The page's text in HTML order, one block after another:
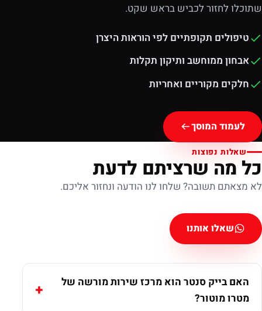
שתוכלו לחזור לכביש בראש שקט.
טיפולים תקופתיים לפי הוראות היצרן
אבחון ממוחשב ותיקון תקלות
חלקים מקוריים ואחריות
לעמוד המוסך
שאלות נפוצות
כל מה שרציתם לדעת
לא מצאתם תשובה? שלחו לנו הודעה ונחזור אליכם.
שאלו אותנו
האם בייק סנטר הוא מרכז שירות מורשה של
מטרו מוטור?